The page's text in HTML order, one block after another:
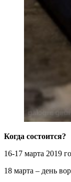
Когда состоится?
16-17 марта 2019
18 марта – день